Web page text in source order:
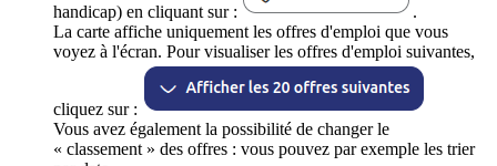
handicap) en cliquant sur :
.
La carte affiche uniquement les offres d'emploi que vous
voyez à l'écran. Pour visualiser les offres d'emploi suivantes,
cliquez sur :
Vous avez également la possibilité de changer le
« classement » des offres : vous pouvez par exemple les trier